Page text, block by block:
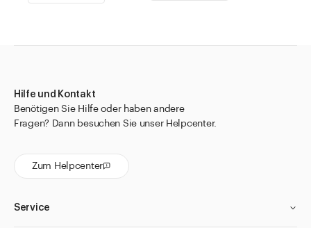
Hilfe und Kontakt
Benötigen Sie Hilfe oder haben andere
Fragen? Dann besuchen Sie unser Helpcenter.
Zum Helpcenter
Service